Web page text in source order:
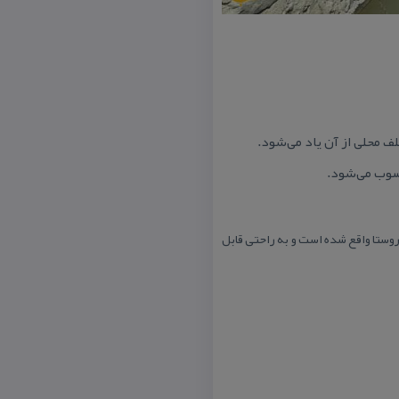
محلی از آن یاد می‌شود.
می‌شود.
واقع شده است و به راحتی قابل